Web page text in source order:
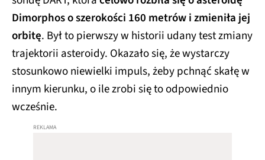
Dimorphos o szerokości 160 metrów i zmieniła jej
orbitę. Był to pierwszy w historii udany test zmiany
trajektorii asteroidy. Okazało się, że wystarczy
stosunkowo niewielki impuls, żeby pchnąć skałę w
innym kierunku, o ile zrobi się to odpowiednio
wcześnie.